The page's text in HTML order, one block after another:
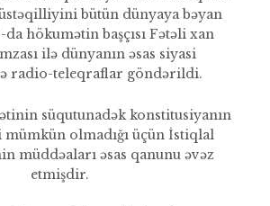
bütün dün­yaya bəyan
da hökumətin başçısı Fətəli xan
ilə dünyanın əsas siyasi
radio-te­leqraflar göndərildi.
süqutunadək konstitusiyanın
olmadı­ğı üçün İstiqlal
müddəaları əsas qanunu əvəz
etmişdir.